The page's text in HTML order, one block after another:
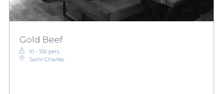
Gold Beef
10 - 100 pers.
Saint-Charles